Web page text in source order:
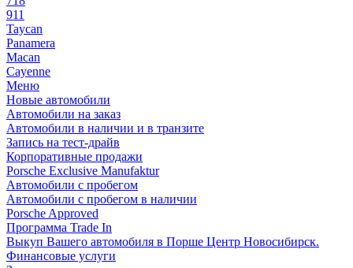
911
Taycan
Panamera
Macan
Cayenne
Меню
Новые автомобили
Автомобили на заказ
Автомобили в наличии и в транзите
Запись на тест-драйв
Корпоративные продажи
Porsche Exclusive Manufaktur
Автомобили с пробегом
Автомобили с пробегом в наличии
Porsche Approved
Программа Trade In
Выкуп Вашего автомобиля в Порше Центр Новосибирск.
Финансовые услуги